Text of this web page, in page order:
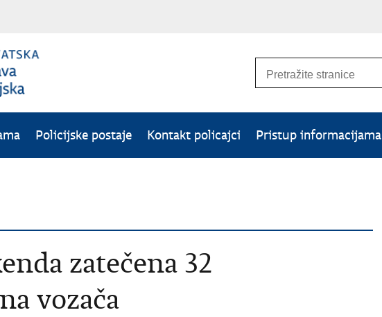
Policijske postaje Kontakt policajci Pristup informacijama
zatečena 32
vozača